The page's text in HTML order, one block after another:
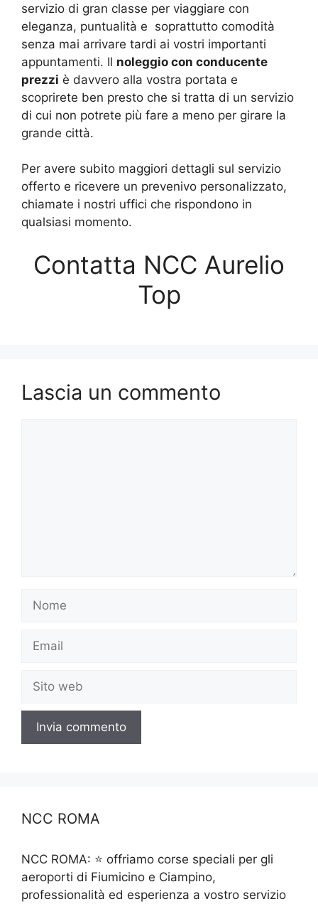
servizio di gran classe per viaggiare con
eleganza, puntualità e soprattutto comodità
senza mai arrivare tardi ai vostri importanti
appuntamenti. Il noleggio con conducente
prezzi è davvero alla vostra portata e
scoprirete ben presto che si tratta di un servizio
di cui non potrete più fare a meno per girare la
grande città.
Per avere subito maggiori dettagli sul servizio
offerto e ricevere un prevenivo personalizzato,
chiamate i nostri uffici che rispondono in
qualsiasi momento.
Contatta NCC Aurelio
Top
Lascia un commento
web
NCC ROMA
NCC ROMA: ⭐ offriamo corse speciali per gli
aeroporti di Fiumicino e Ciampino,
professionalità ed esperienza a vostro servizio